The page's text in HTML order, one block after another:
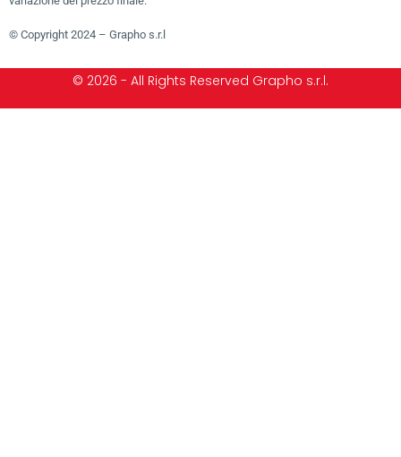
© Copyright 2024 – Grapho s.r.l
© 2026 - All Rights Reserved Grapho s.r.l.